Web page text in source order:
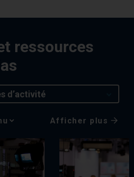
ressources
d’activité
Afficher plus